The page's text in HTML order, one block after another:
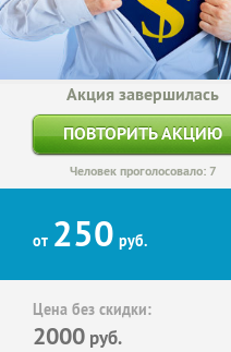
Акция завершилась
ПОВТОРИТЬ АКЦИЮ
Человек проголосовало: 7
от 250 руб.
Цена без скидки:
2000 руб.